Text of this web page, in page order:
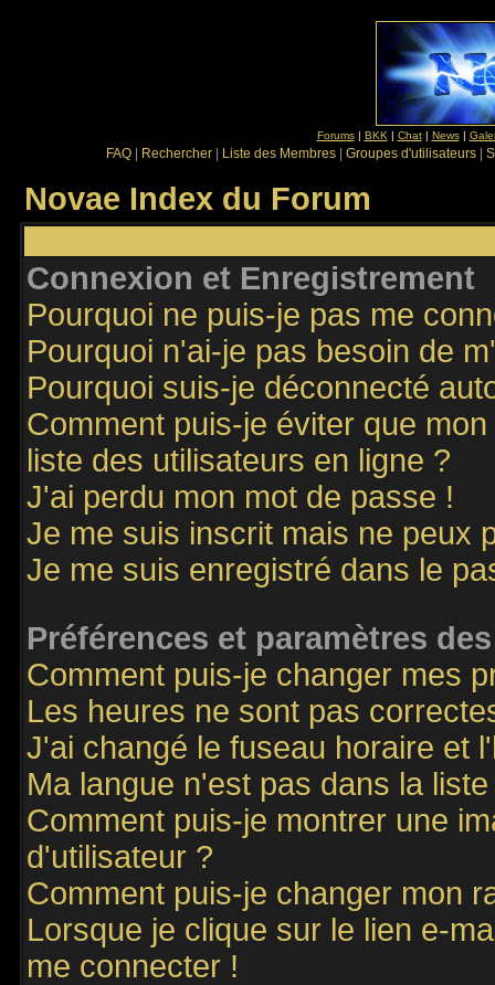
Forums| BKK | Chat| News|
FAQ Rechercher Liste des Membres Groupes d'utilisateurs
Novae Index du Forum
Connexion et Enregistrement
Pourquoi ne puis-je pas me
Pourquoi n'ai-je pas besoin de
Pourquoi suis-je déconnecté
Comment puis-je éviter que
liste des utilisateurs en ligne ?
J'ai perdu mon mot de passe !
Je me suis inscrit mais ne peux
Je me suis enregistré dans le
Préférences et paramètres
Comment puis-je changer mes
Les heures ne sont pas
J'ai changé le fuseau horaire et
Ma langue n'est pas dans la liste
Comment puis-je montrer une
d'utilisateur ?
Comment puis-je changer mon
Lorsque je clique sur le lien e-
me connecter !